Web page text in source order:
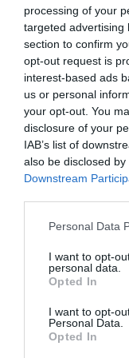
processing of your
targeted advertising
section to confirm
opt-out request is
interest-based ads
us or personal
your opt-out. You
disclosure of your
IAB’s list of
also be disclosed
Downstream
Personal Data
I want to opt-
personal data.
Opted In
I want to opt-
Personal Data.
Opted In
Inițiativa
a stârnit imediat
conservatorilor,
Maurizio
preotului paroh
lipsită de sens,
„blasfemioasă”.
„Un gest
să ne imaginăm,
cum suntem
care pretind
respecte lumea